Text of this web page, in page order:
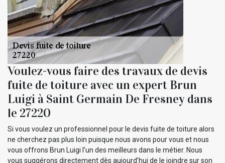
Voulez-vous faire des travaux de devis
fuite de toiture avec un expert Brun
Luigi à Saint Germain De Fresney dans
le 27220
Si vous voulez un professionnel pour le devis fuite de toiture alors
ne cherchez pas plus loin puisque nous avons pour vous et nous
vous offrons Brun Luigi l’un des meilleurs dans le métier. Nous
vous suggérons directement dès aujourd’hui de le joindre sur son